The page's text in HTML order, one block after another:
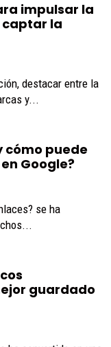
impulsar la
captar la
destacar entre la
y...
cómo puede
Google?
se ha
guardado